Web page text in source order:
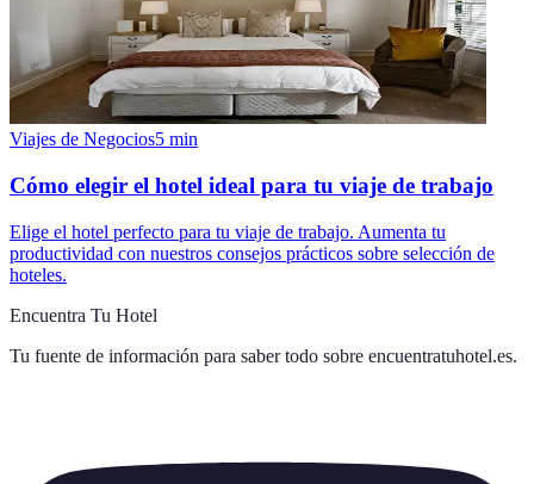
Viajes de Negocios5 min
Cómo elegir el hotel ideal para tu viaje de trabajo
Elige el hotel perfecto para tu viaje de trabajo. Aumenta tu
productividad con nuestros consejos prácticos sobre selección de
hoteles.
Encuentra Tu Hotel
Tu fuente de información para saber todo sobre encuentratuhotel.es.